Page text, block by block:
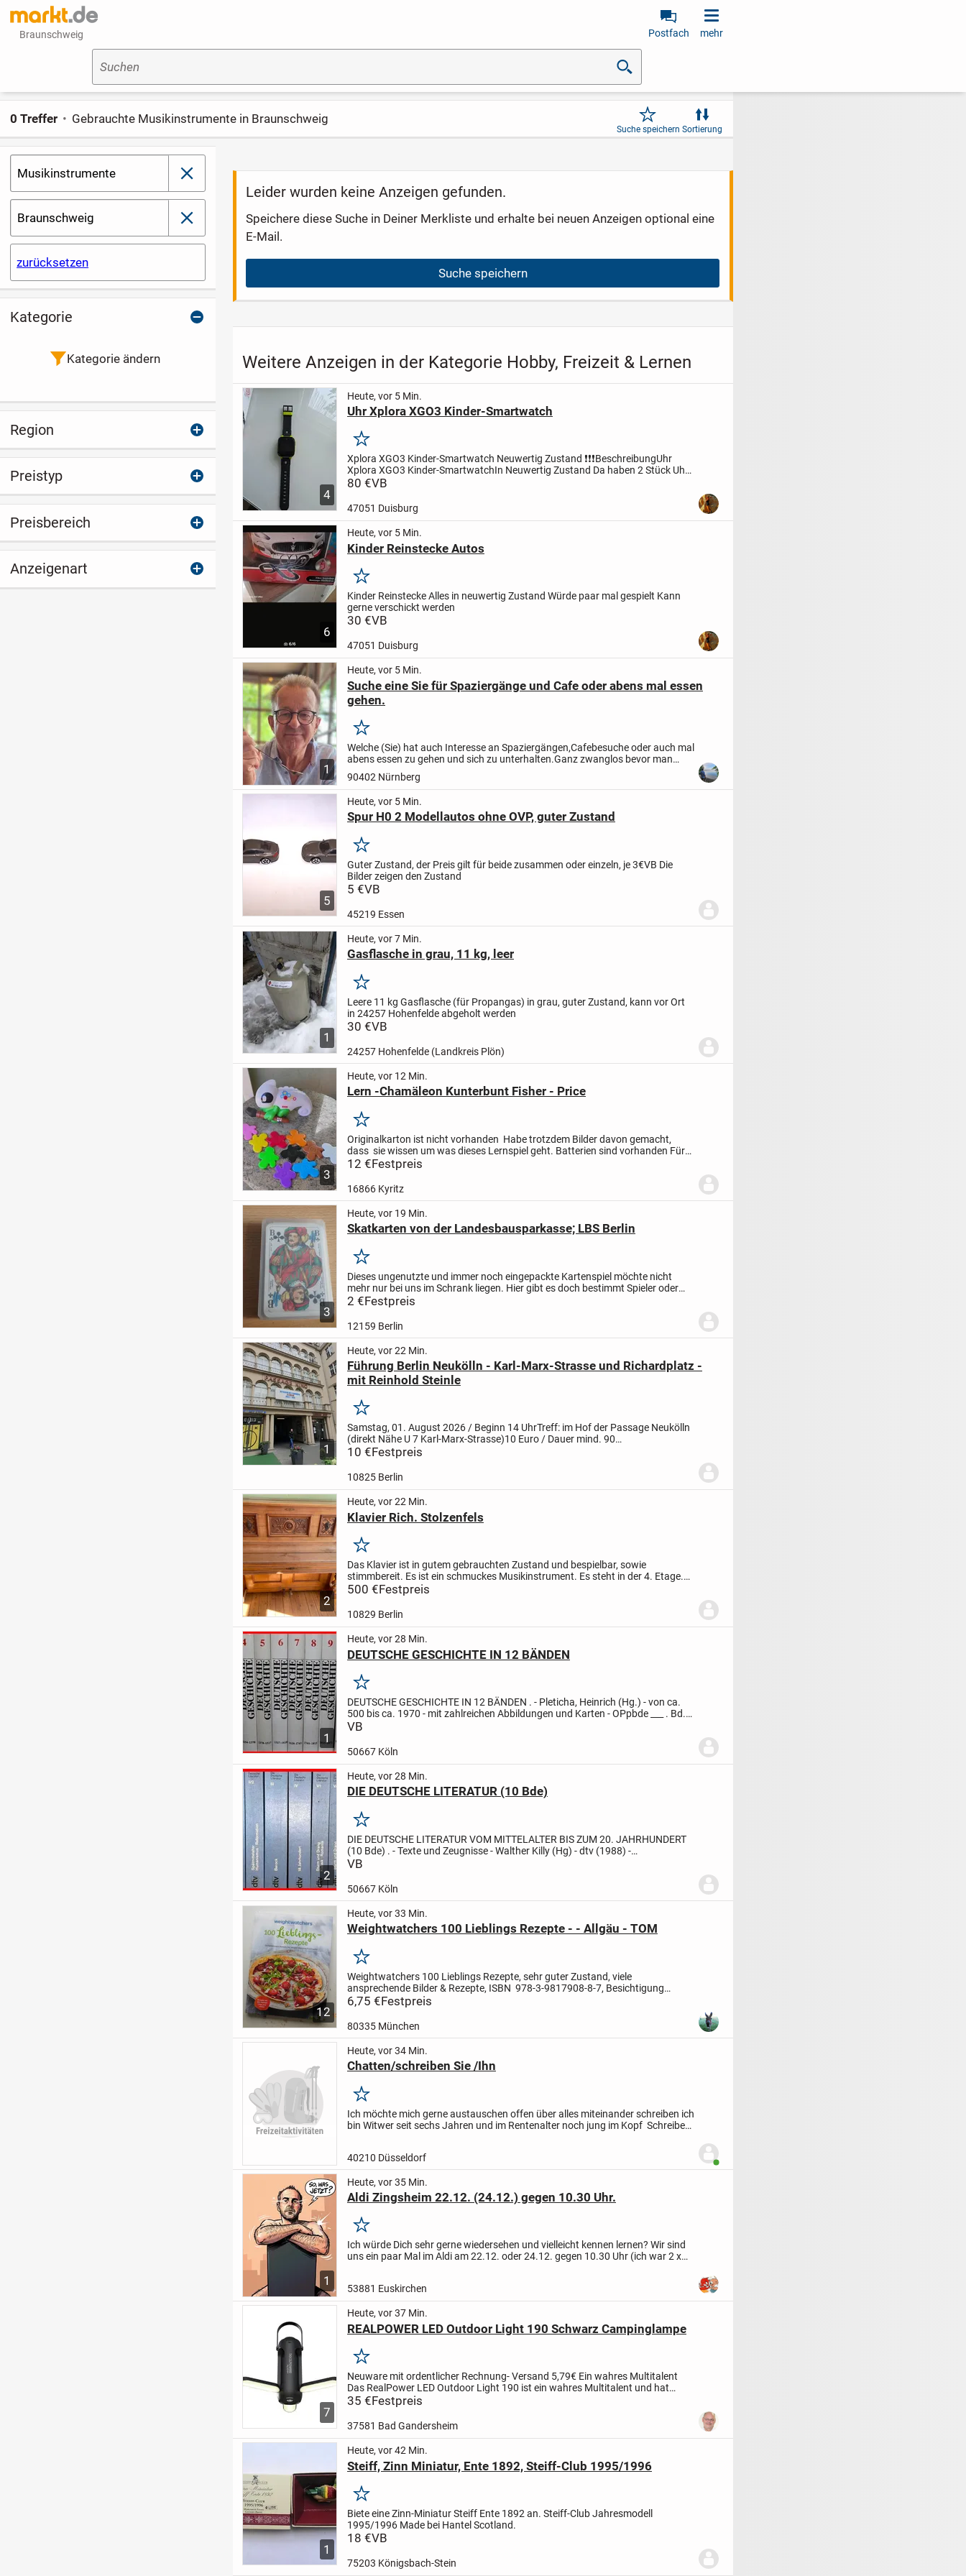
Braunschweig Postfach mehr
Suchen
Musikinstrumente schließen
Braunschweig schließen
zurücksetzen
0 Treffer Gebrauchte Musikinstrumente in Braunschweig
Suche speichern Sortierung
Leider wurden keine Anzeigen gefunden.
Speichere diese Suche in Deiner Merkliste und erhalte bei neuen Anzeigen optional eine
E-Mail.
Suche speichern
Weitere Anzeigen in der Kategorie Hobby, Freizeit & Lernen
4
Heute, vor 5 Min.
Uhr Xplora XGO3 Kinder-Smartwatch
Merken
Xplora XGO3 Kinder-Smartwatch Neuwertig Zustand ❗️❗️❗️BeschreibungUhr
Xplora XGO3 Kinder-SmartwatchIn Neuwertig Zustand Da haben 2 Stück Uhr
Mit Schutzfolie
80 €VB
47051 Duisburg
6
Heute, vor 5 Min.
Kinder Reinstecke Autos
Merken
Kinder ReinsteckeAlles in neuwertig Zustand Würde paar mal gespielt Kann
gerne verschickt werden
30 €VB
47051 Duisburg
1
Heute, vor 5 Min.
Suche eine Sie für Spaziergänge und Cafe oder abens mal essen
gehen.
Merken
Welche (Sie) hat auch Interesse an Spaziergängen,Cafebesuche oder auch mal
abens essen zu gehen und sich zu unterhalten.Ganz zwanglos bevor man
irgendwo alleine rumsitzen muss.Ich bin Anfang 60.Du...
90402 Nürnberg
5
Heute, vor 5 Min.
Spur H0 2 Modellautos ohne OVP, guter Zustand
Merken
Guter Zustand, der Preis gilt für beide zusammen oder einzeln, je 3€VB Die
Bilder zeigen den Zustand
5 €VB
45219 Essen
1
Heute, vor 7 Min.
Gasflasche in grau, 11 kg, leer
Merken
Leere 11 kg Gasflasche (für Propangas) in grau, guter Zustand, kann vor Ort
in 24257 Hohenfelde abgeholt werden
30 €VB
24257 Hohenfelde (Landkreis Plön)
3
Heute, vor 12 Min.
Lern -Chamäleon Kunterbunt Fisher - Price
Merken
Originalkarton ist nicht vorhanden Habe trotzdem Bilder davon gemacht,
dass sie wissen um was dieses Lernspiel geht. Batterien sind vorhanden Für
Selbstabholer !Versand gegen Vorkasse per...
12 €Festpreis
16866 Kyritz
3
Heute, vor 19 Min.
Skatkarten von der Landesbausparkasse; LBS Berlin
Merken
Dieses ungenutzte und immer noch eingepackte Kartenspiel möchte nicht
mehr nur bei uns im Schrank liegen. Hier gibt es doch bestimmt Spieler oder
Spielerin.
2 €Festpreis
12159 Berlin
1
Heute, vor 22 Min.
Führung Berlin Neukölln - Karl-Marx-Strasse und Richardplatz -
mit Reinhold Steinle
Merken
Samstag, 01. August 2026 / Beginn 14 UhrTreff: im Hof der Passage Neukölln
(direkt Nähe U 7 Karl-Marx-Strasse)10 Euro / Dauer mind. 90
Minutenanmelden über Webseite Reinhold Steinle
10 €Festpreis
10825 Berlin
2
Heute, vor 22 Min.
Klavier Rich. Stolzenfels
Merken
Das Klavier ist in gutem gebrauchten Zustand und bespielbar, sowie
stimmbereit. Es ist ein schmuckes Musikinstrument. Es steht in der 4. Etage.
Der Transport muss vom Käufer organisiert und bezahlt...
500 €Festpreis
10829 Berlin
1
Heute, vor 28 Min.
DEUTSCHE GESCHICHTE IN 12 BÄNDEN
Merken
DEUTSCHE GESCHICHTE IN 12 BÄNDEN . - Pleticha, Heinrich (Hg.) - von ca.
500 bis ca. 1970 - mit zahlreichen Abbildungen und Karten - OPpbde___ . Bd.
1.; Vom Frankenreich zum Deutschen Reich:...
VB
50667 Köln
2
Heute, vor 28 Min.
DIE DEUTSCHE LITERATUR (10 Bde)
Merken
DIE DEUTSCHE LITERATUR VOM MITTELALTER BIS ZUM 20. JAHRHUNDERT
(10 Bde) . - Texte und Zeugnisse- Walther Killy (Hg) - dtv (1988) -
Dünndruckausgabe , ca. 10.000 Seiten (1879, 684, 943,
VB
50667 Köln
12
Heute, vor 33 Min.
Weightwatchers 100 Lieblings Rezepte - - Allgäu - TOM
Merken
Weightwatchers 100 Lieblings Rezepte, sehr guter Zustand, viele
ansprechende Bilder & Rezepte, ISBN 978-3-9817908-8-7, Besichtigung
erwünscht, Zahlung : Überweisung, Paypal, bar - Versand kein...
6,75 €Festpreis
80335 München
Heute, vor 34 Min.
Chatten/schreiben Sie /Ihn
Merken
Ich möchte mich gerne austauschen offen über alles miteinander schreiben ich
bin Witwer seit sechs Jahren und im Rentenalter noch jung im Kopf Schreibe
40210 Düsseldorf
Benutzer ist online
1
Heute, vor 35 Min.
Aldi Zingsheim 22.12. (24.12.) gegen 10.30 Uhr.
Merken
Ich würde Dich sehr gerne wiedersehen und vielleicht kennen lernen? Wir sind
uns ein paar Mal im Aldi am 22.12. oder 24.12. gegen 10.30 Uhr (ich war 2 x
53881 Euskirchen
7
Heute, vor 37 Min.
REALPOWER LED Outdoor Light 190 Schwarz Campinglampe
Merken
Neuware mit ordentlicher Rechnung- Versand 5,79€ Ein wahres Multitalent
Das RealPower LED Outdoor Light 190 ist ein wahres Multitalent und hat
diverse Funktionen. Es versorgt mit dem eingebauten...
35 €Festpreis
37581 Bad Gandersheim
1
Heute, vor 42 Min.
Steiff, Zinn Miniatur, Ente 1892, Steiff-Club 1995/1996
Merken
Biete eine Zinn-Miniatur Steiff Ente 1892 an. Steiff-Club Jahresmodell
1995/1996 Made bei Hantel Scotland.
18 €VB
75203 Königsbach-Stein
Kategorie
Kategorie ändern
Region
Preistyp
Preisbereich
Anzeigenart